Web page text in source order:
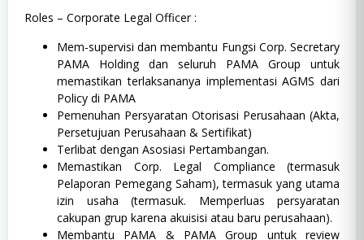
​Roles – Corporate Legal Officer :​
Mem-supervisi dan membantu Fungsi Corp. Secretary
PAMA Holding dan seluruh PAMA Group untuk
memastikan terlaksananya implementasi AGMS dari
Policy di PAMA
Pemenuhan Persyaratan Otorisasi Perusahaan (Akta,
Persetujuan Perusahaan & Sertifikat)
Terlibat dengan Asosiasi Pertambangan.
Memastikan Corp. Legal Compliance (termasuk
Pelaporan Pemegang Saham), termasuk yang utama
izin usaha (termasuk. Memperluas persyaratan
cakupan grup karena akuisisi atau baru perusahaan).
Membantu PAMA & PAMA Group untuk review